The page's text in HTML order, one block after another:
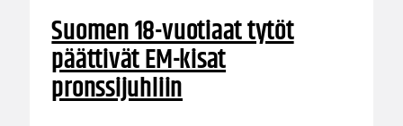
Suomen 18-vuotiaat tytöt
päättivät EM-kisat
pronssijuhliin